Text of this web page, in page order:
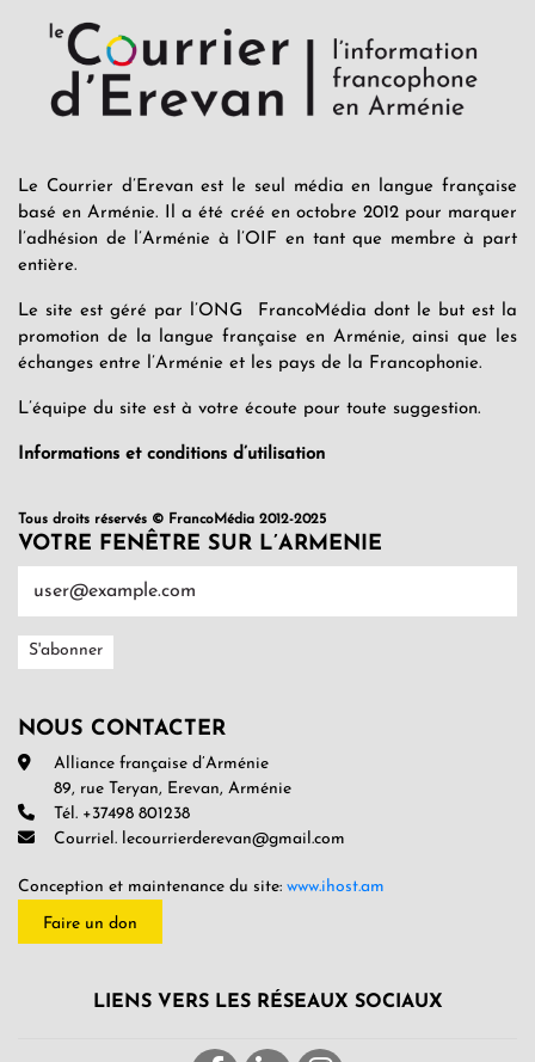
Le Courrier d’Erevan est le seul média en langue française
basé en Arménie. Il a été créé en octobre 2012 pour marquer
l’adhésion de l’Arménie à l’OIF en tant que membre à part
entière.
Le site est géré par l’ONG FrancoMédia dont le but est la
promotion de la langue française en Arménie, ainsi que les
échanges entre l’Arménie et les pays de la Francophonie.
L’équipe du site est à votre écoute pour toute suggestion.
Informations et conditions d’utilisation
Tous droits réservés © FrancoMédia 2012-2025
VOTRE FENÊTRE SUR L’ARMENIE
NOUS CONTACTER
Alliance française d’Arménie
89, rue Teryan, Erevan, Arménie
Tél. +37498 801238
Courriel. lecourrierderevan@gmail.com
Conception et maintenance du site: www.ihost.am
Faire un don
LIENS VERS LES RÉSEAUX SOCIAUX